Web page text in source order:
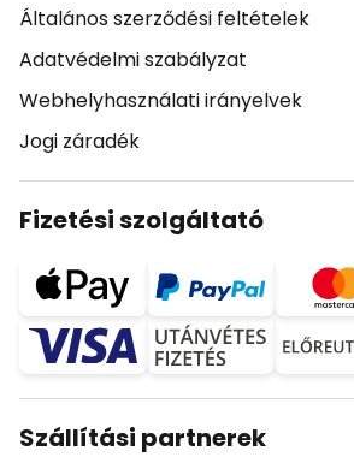
Általános szerződési feltételek
Adatvédelmi szabályzat
Webhelyhasználati irányelvek
Jogi záradék
Fizetési szolgáltató
Szállítási partnerek